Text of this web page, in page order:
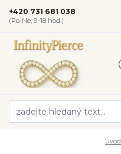
+420 731 681 038
(Po-Ne, 9-18 hod.)
Úvod